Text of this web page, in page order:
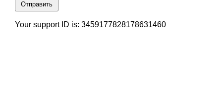
Отправить
Your support ID is: 3459177828178631460